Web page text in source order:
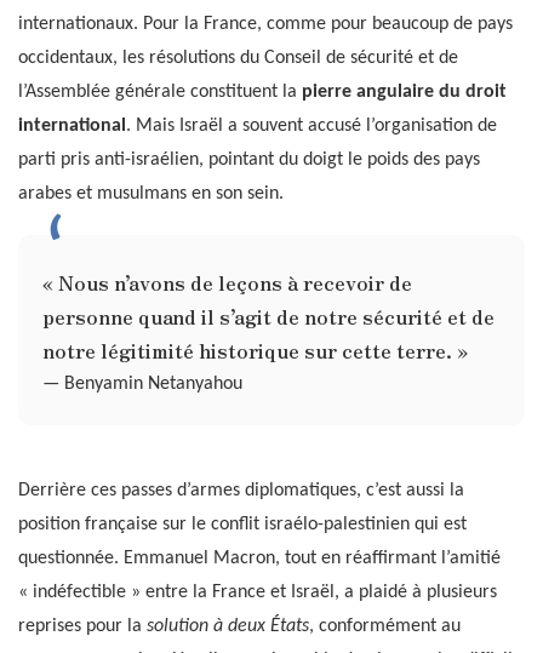
internationaux. Pour la France, comme pour beaucoup de pays
occidentaux, les résolutions du Conseil de sécurité et de
l’Assemblée générale constituent la pierre angulaire du droit
international . Mais Israël a souvent accusé l’organisation de
parti pris anti-israélien, pointant du doigt le poids des pays
arabes et musulmans en son sein.
« Nous n’avons de leçons à recevoir de
personne quand il s’agit de notre sécurité et de
notre légitimité historique sur cette terre. »
— Benyamin Netanyahou
Derrière ces passes d’armes diplomatiques, c’est aussi la
position française sur le conflit israélo-palestinien qui est
questionnée. Emmanuel Macron, tout en réaffirmant l’amitié
« indéfectible » entre la France et Israël, a plaidé à plusieurs
reprises pour la solution à deux États, conformément au